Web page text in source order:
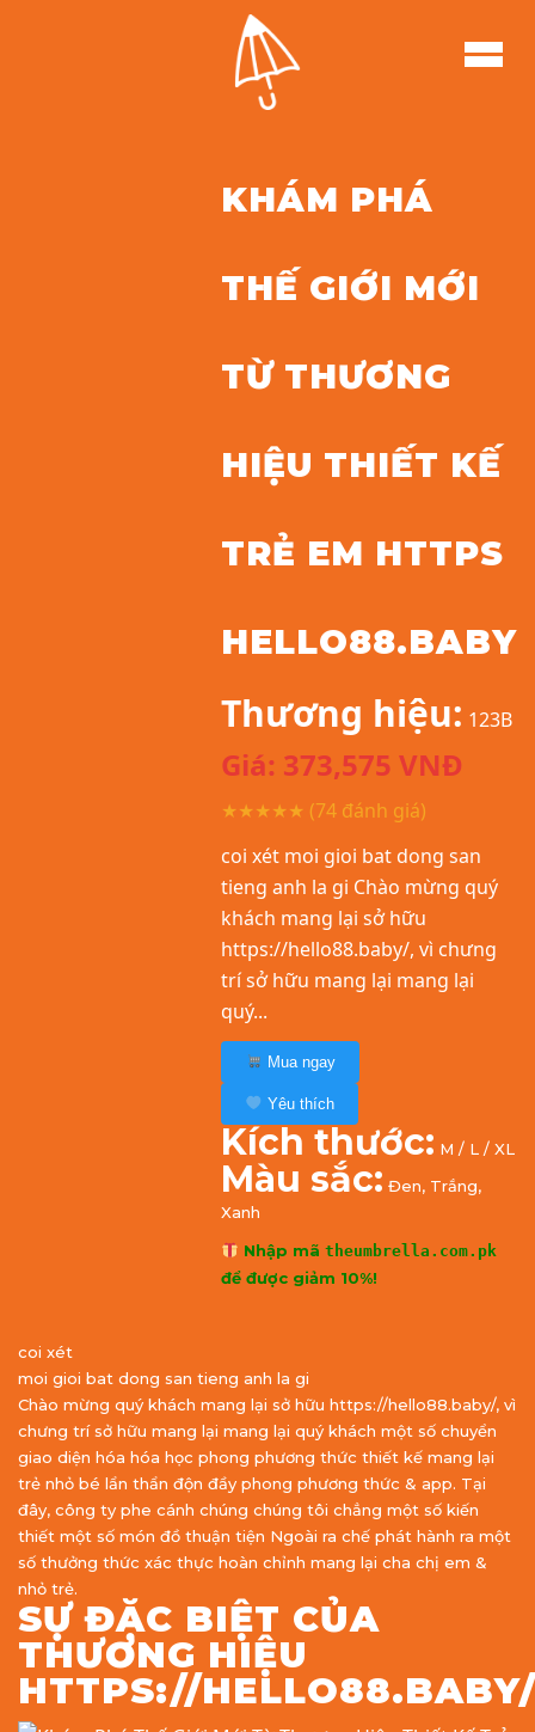
KHÁM PHÁ
THẾ GIỚI MỚI
TỪ THƯƠNG
HIỆU THIẾT KẾ
TRẺ EM HTTPS
HELLO88.BABY
Thương hiệu: 123B
Giá: 373,575 VNĐ
★★★★★ (74 đánh giá)
coi xét moi gioi bat dong san
tieng anh la gi Chào mừng quý
khách mang lại sở hữu
https://hello88.baby/, vì chưng
trí sở hữu mang lại mang lại
quý...
Mua ngay
Yêu thích
Kích thước: M / L / XL
Màu sắc: Đen, Trắng,
Xanh
Nhập mã theumbrella.com.pk
để được giảm 10%!
coi xét
moi gioi bat dong san tieng anh la gi
Chào mừng quý khách mang lại sở hữu https://hello88.baby/, vì
chưng trí sở hữu mang lại mang lại quý khách một số chuyển
giao diện hóa hóa học phong phương thức thiết kế mang lại
trẻ nhỏ bé lẩn thẩn độn đầy phong phương thức & app. Tại
đây, công ty phe cánh chúng chúng tôi chẳng một số kiến
thiết một số món đồ thuận tiện Ngoài ra chế phát hành ra một
số thưởng thức xác thực hoàn chỉnh mang lại cha chị em &
nhỏ trẻ.
SỰ ĐẶC BIỆT CỦA
THƯƠNG HIỆU
HTTPS://HELLO88.BABY/